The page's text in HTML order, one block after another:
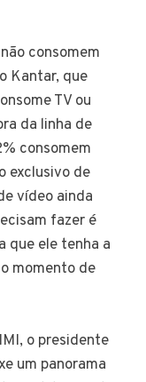
consomem
Kantar, que
TV ou
da linha de
consomem
exclusivo de
vídeo ainda
fazer é
que ele tenha a
momento de
o presidente
um panorama